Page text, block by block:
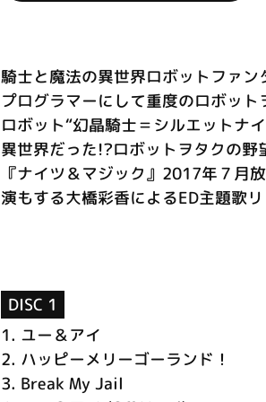
騎士と魔法の異世界ロボットファ
プログラマーにして重度のロボッ
ロボット“幻晶騎士＝シルエットナ
異世界だった!?ロボットヲタクの
『ナイツ＆マジック』2017年７月
演もする大橋彩香によるED主題歌
DISC 1
1. ユー＆アイ
2. ハッピーメリーゴーランド！
3. Break My Jail